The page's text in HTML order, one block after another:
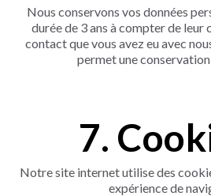
Nous conservons vos données
durée de 3 ans à compter de leur
contact que vous avez eu avec
permet une
7.
Notre site internet utilise des
expérience de